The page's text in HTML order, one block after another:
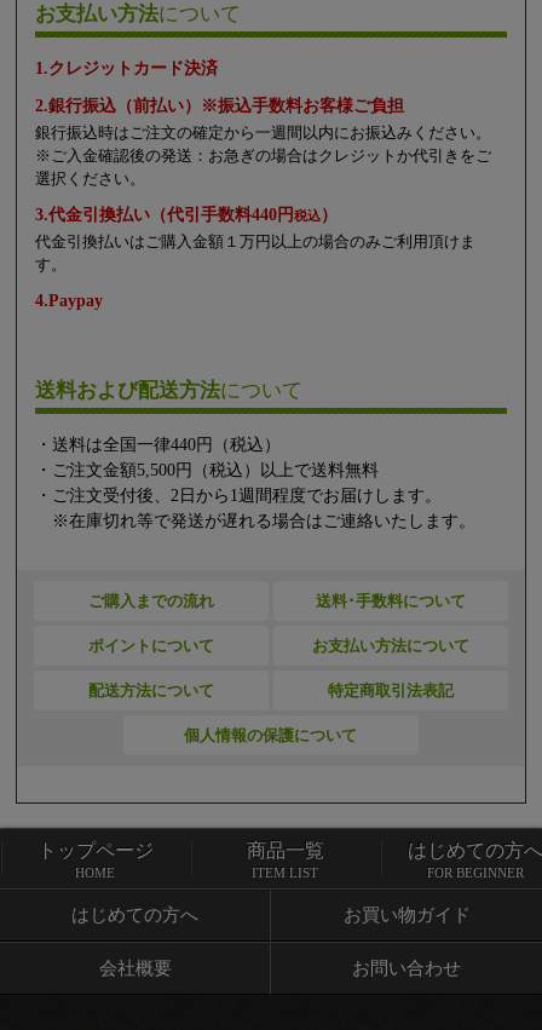
お支払い方法について
1.クレジットカード決済
2.銀行振込（前払い）※振込手数料お客様ご負担
銀行振込時はご注文の確定から一週間以内にお振込みください。
※ご入金確認後の発送：お急ぎの場合はクレジットか代引きをご
選択ください。
3.代金引換払い（代引手数料440円税込）
代金引換払いはご購入金額１万円以上の場合のみご利用頂けま
す。
4.Paypay
送料および配送方法について
・送料は全国一律440円（税込）
・ご注文金額5,500円（税込）以上で送料無料
・ご注文受付後、2日から1週間程度でお届けします。
※在庫切れ等で発送が遅れる場合はご連絡いたします。
ご購入までの流れ 送料･手数料について
ポイントについて お支払い方法について
配送方法について 特定商取引法表記
個人情報の保護について
トップページ 商品一覧
はじめての方へ お買い物ガイド
会社概要 お問い合わせ
トップページ
HOME
商品一覧
ITEM LIST
はじめての方へ
FOR BEGINNER